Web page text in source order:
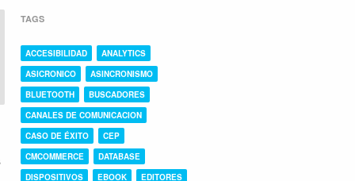
TAGS
ACCESIBILIDAD
ANALYTICS
ASICRONICO
ASINCRONISMO
BLUETOOTH
BUSCADORES
CANALES DE COMUNICACION
CASO DE ÉXITO
CEP
CMCOMMERCE
DATABASE
DISPOSITIVOS
EBOOK
EDITORES